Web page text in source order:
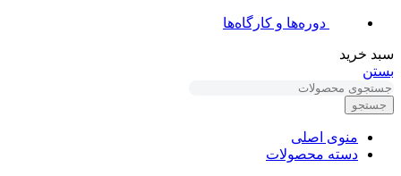
دوره‌ها و کارگاه‌ها
سبد خرید
بستن
جستجو
منوی اصلی
دسته محصولات